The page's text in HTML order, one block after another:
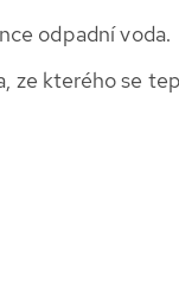
odpadní voda.
ze kterého se